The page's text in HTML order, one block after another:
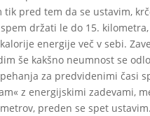
pred tem da se ustavim,
držati le do 15.
energije več v sebi.
še kakšno neumnost se
za predvidenimi časi
z energijskimi zadevami,
preden se spet